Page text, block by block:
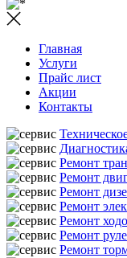
Главная
Услуги
Прайс лист
Акции
Контакты
Ремонт
Ремонт
Ремонт
Ремонт
Ремонт
Ремонт
Ремонт